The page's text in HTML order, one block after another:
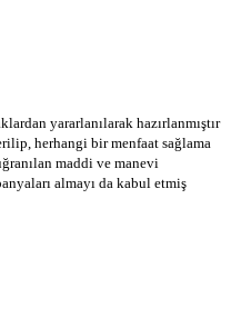
yararlanılarak hazırlanmıştır
herhangi bir menfaat sağlama
maddi ve manevi
almayı da kabul etmiş